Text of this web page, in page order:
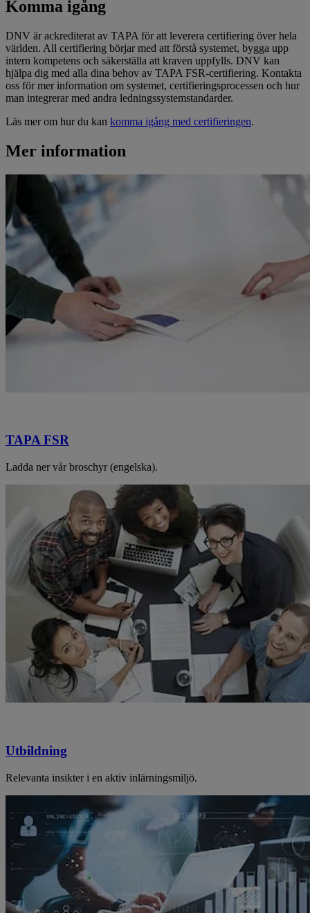
Komma igång
DNV är ackrediterat av TAPA för att leverera certifiering över hela
världen. All certifiering börjar med att förstå systemet, bygga upp
intern kompetens och säkerställa att kraven uppfylls. DNV kan
hjälpa dig med alla dina behov av TAPA FSR-certifiering. Kontakta
oss för mer information om systemet, certifieringsprocessen och hur
man integrerar med andra ledningssystemstandarder.
Läs mer om hur du kan komma igång med certifieringen.
Mer information
TAPA FSR
Ladda ner vår broschyr (engelska).
Utbildning
Relevanta insikter i en aktiv inlärningsmiljö.